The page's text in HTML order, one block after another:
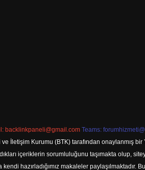
backlinkpaneli@gmail.com Teams:
İletişim Kurumu (BTK) tarafından onaylanmış
içeriklerin sorumluluğunu taşımakta olup,
hazırladığımız makaleler